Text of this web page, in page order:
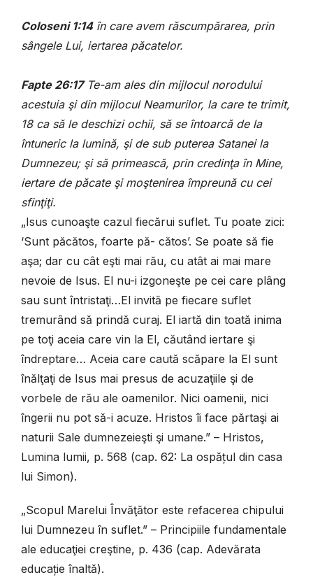
Coloseni 1:14în care avem răscumpărarea, prin
sângele Lui, iertarea păcatelor.
Fapte 26:17Te-am ales din mijlocul norodului
acestuia şi din mijlocul Neamurilor, la care te trimit,
18 ca să le deschizi ochii, să se întoarcă de la
întuneric la lumină, şi de sub puterea Satanei la
Dumnezeu; şi să primească, prin credinţa în Mine,
iertare de păcate şi moştenirea împreună cu cei
sfinţiţi.
„Isus cunoaşte cazul fiecărui suflet. Tu poate zici:
‘Sunt păcătos, foarte pă- cătos’. Se poate să fie
aşa; dar cu cât eşti mai rău, cu atât ai mai mare
nevoie de Isus. El nu-i izgoneşte pe cei care plâng
sau sunt întristaţi…El invită pe fiecare suflet
tremurând să prindă curaj. El iartă din toată inima
pe toţi aceia care vin la El, căutând iertare şi
îndreptare… Aceia care caută scăpare la El sunt
înălţaţi de Isus mai presus de acuzaţiile şi de
vorbele de rău ale oamenilor. Nici oamenii, nici
îngerii nu pot să-i acuze. Hristos îi face părtaşi ai
naturii Sale dumnezeieşti şi umane.” – Hristos,
Lumina lumii, p. 568 (cap. 62: La ospățul din casa
lui Simon).
„Scopul Marelui Învăţător este refacerea chipului
lui Dumnezeu în suflet.” – Principiile fundamentale
ale educaţiei creştine, p. 436 (cap. Adevărata
educație înaltă).